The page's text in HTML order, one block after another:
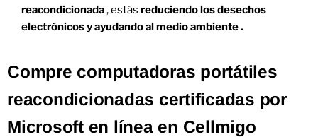
reacondicionada, estás reduciendo los desechos
electrónicos y ayudando al medio ambiente.
Compre computadoras portátiles
reacondicionadas certificadas por
Microsoft en línea en Cellmigo